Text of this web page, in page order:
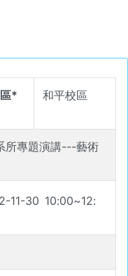
* 和平校區
所專題演講---藝術
11-30 10:00~12: